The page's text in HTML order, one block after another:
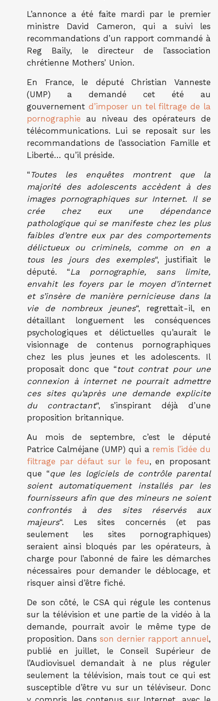
L’annonce a été faite mardi par le premier
ministre David Cameron, qui a suivi les
recommandations d’un rapport commandé à
Reg Baily, le directeur de l’association
chrétienne Mothers’ Union.
En France, le député Christian Vanneste
(UMP) a demandé cet été au
gouvernement d’imposer un tel filtrage de la
pornographie au niveau des opérateurs de
télécommunications. Lui se reposait sur les
recommandations de l’association Famille et
Liberté… qu’il préside.
“ Toutes les enquêtes montrent que la
majorité des adolescents accèdent à des
images pornographiques sur Internet. Il se
crée chez eux une dépendance
pathologique qui se manifeste chez les plus
faibles d’entre eux par des comportements
délictueux ou criminels, comme on en a
tous les jours des exemples“, justifiait le
député. “La pornographie, sans limite,
envahit les foyers par le moyen d’internet
et s’insère de manière pernicieuse dans la
vie de nombreux jeunes“, regrettait-il, en
détaillant longuement les conséquences
psychologiques et délictuelles qu’aurait le
visionnage de contenus pornographiques
chez les plus jeunes et les adolescents. Il
proposait donc que “tout contrat pour une
connexion à internet ne pourrait admettre
ces sites qu’après une demande explicite
du contractant“, s’inspirant déjà d’une
proposition britannique.
Au mois de septembre, c’est le député
Patrice Calméjane (UMP) qui a remis l’idée du
filtrage par défaut sur le feu, en proposant
que “que les logiciels de contrôle parental
soient automatiquement installés par les
fournisseurs afin que des mineurs ne soient
confrontés à des sites réservés aux
majeurs“. Les sites concernés (et pas
seulement les sites pornographiques)
seraient ainsi bloqués par les opérateurs, à
charge pour l’abonné de faire les démarches
nécessaires pour demander le déblocage, et
risquer ainsi d’être fiché.
De son côté, le CSA qui régule les contenus
sur la télévision et une partie de la vidéo à la
demande, pourrait avoir le même type de
proposition. Dans son dernier rapport annuel,
publié en juillet, le Conseil Supérieur de
l’Audiovisuel demandait à ne plus réguler
seulement la télévision, mais tout ce qui est
susceptible d’être vu sur un téléviseur. Donc